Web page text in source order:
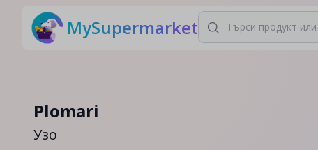
MySupermarket
Plomari
Узо